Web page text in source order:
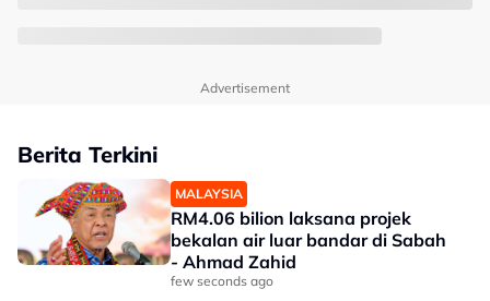
Advertisement
Berita Terkini
MALAYSIA
RM4.06 bilion laksana projek
bekalan air luar bandar di Sabah
- Ahmad Zahid
few seconds ago